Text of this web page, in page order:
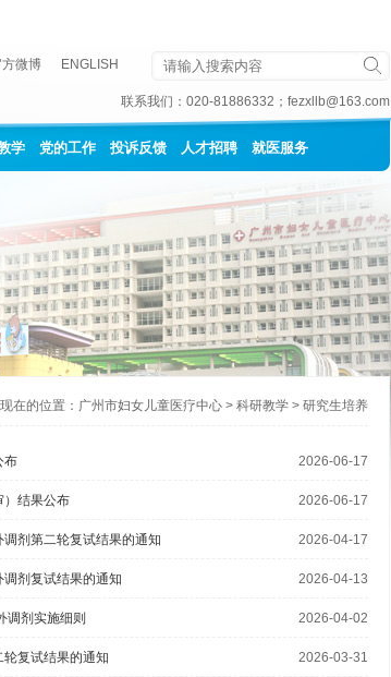
微博 ENGLISH
联系我们： 020-81886332 ； fezxllb@163.com
学 党的工作 投诉反馈 人才招聘 就医服务
在的位置： 广州市妇女儿童医疗中心 > 科研教学 > 研究生培养
布 2026-06-17
）结果公布 2026-06-17
剂第二轮复试结果的通知 2026-04-17
剂复试结果的通知 2026-04-13
调剂实施细则 2026-04-02
复试结果的通知 2026-03-31